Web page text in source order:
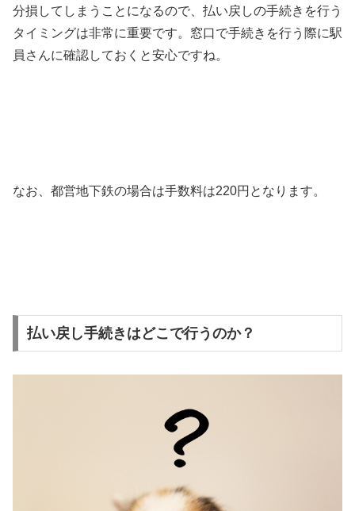
分損してしまうことになるので、払い戻しの手続きを行う
タイミングは非常に重要です。窓口で手続きを行う際に駅
員さんに確認しておくと安心ですね。
なお、都営地下鉄の場合は手数料は220円となります。
払い戻し手続きはどこで行うのか？